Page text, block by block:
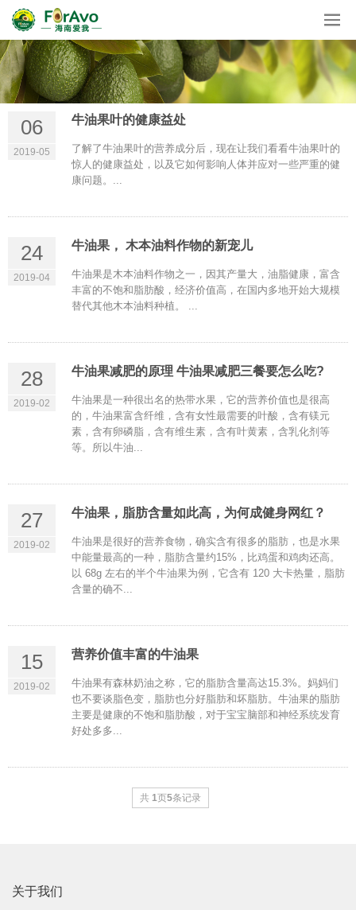
06
2019-05
牛油果叶的健康益处
了解了牛油果叶的营养成分后，现在让我们看看牛油果叶的
惊人的健康益处，以及它如何影响人体并应对一些严重的健
康问题。...
24
2019-04
牛油果， 木本油料作物的新宠儿
牛油果是木本油料作物之一，因其产量大，油脂健康，富含
丰富的不饱和脂肪酸，经济价值高，在国内多地开始大规模
替代其他木本油料种植。 ...
28
2019-02
牛油果减肥的原理 牛油果减肥三餐要怎么吃?
牛油果是一种很出名的热带水果，它的营养价值也是很高
的，牛油果富含纤维，含有女性最需要的叶酸，含有镁元
素，含有卵磷脂，含有维生素，含有叶黄素，含乳化剂等
等。所以牛油...
27
2019-02
牛油果，脂肪含量如此高，为何成健身网红？
牛油果是很好的营养食物，确实含有很多的脂肪，也是水果
中能量最高的一种，脂肪含量约15%，比鸡蛋和鸡肉还高。
以 68g 左右的半个牛油果为例，它含有 120 大卡热量，脂肪
含量的确不...
15
2019-02
营养价值丰富的牛油果
牛油果有森林奶油之称，它的脂肪含量高达15.3%。妈妈们
也不要谈脂色变，脂肪也分好脂肪和坏脂肪。牛油果的脂肪
主要是健康的不饱和脂肪酸，对于宝宝脑部和神经系统发育
好处多多...
共 1页5条记录
关于我们